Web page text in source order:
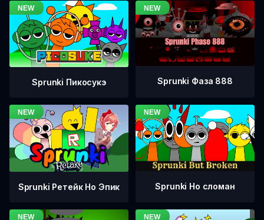
Sprunki Пикосукэ Sprunki Фаза 888
Sprunki Ретейк Но Эпик Sprunki Но сломан